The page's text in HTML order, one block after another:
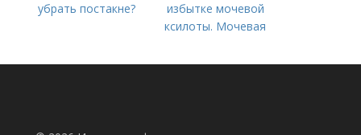
убрать постакне?
избытке мочевой
ксилоты. Мочевая
норма и отклонения